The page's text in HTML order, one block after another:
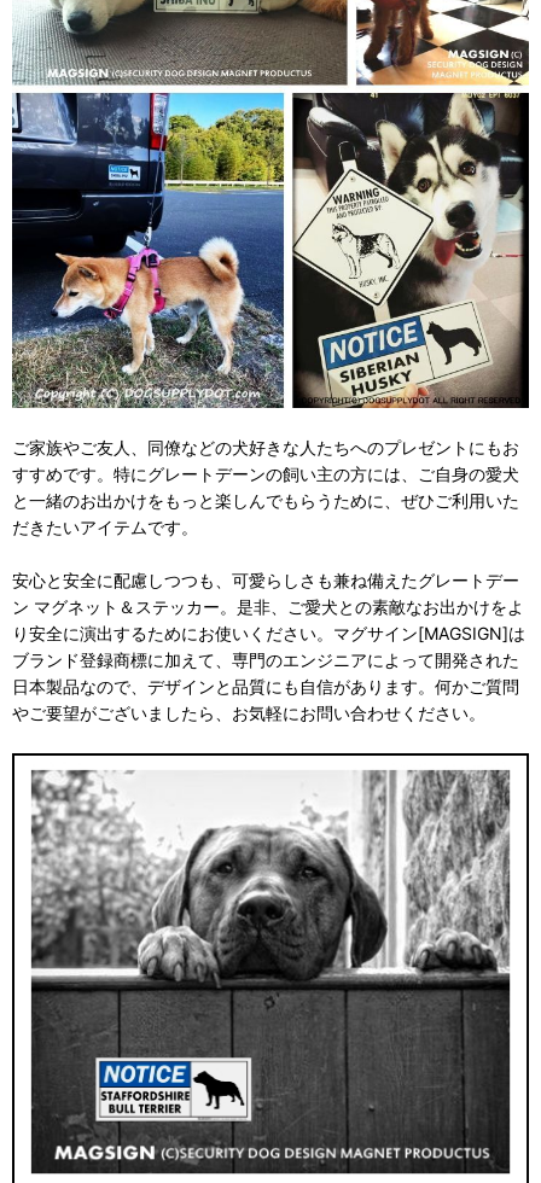
ご家族やご友人、同僚などの犬好きな人たちへのプレゼントにもお
すすめです。特にグレートデーンの飼い主の方には、ご自身の愛犬
と一緒のお出かけをもっと楽しんでもらうために、ぜひご利用いた
だきたいアイテムです。
安心と安全に配慮しつつも、可愛らしさも兼ね備えたグレートデー
ン マグネット＆ステッカー。是非、ご愛犬との素敵なお出かけをよ
り安全に演出するためにお使いください。マグサイン[MAGSIGN]は
ブランド登録商標に加えて、専門のエンジニアによって開発された
日本製品なので、デザインと品質にも自信があります。何かご質問
やご要望がございましたら、お気軽にお問い合わせください。